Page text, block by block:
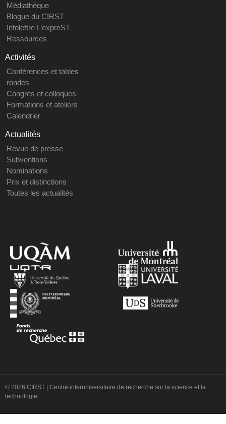
Médiathèque
Blogue du CIRST
Infolettre L’expreST
Ressources
Activités
Conférences et tables
rondes
Congrès et colloques
Formations et ateliers
Calendrier
Actualités
Revue de presse
Subventions
Nominations
Prix et distinctions
Toutes les actualités
© 2026 CIRST | Centre interuniversitaire de recherche sur la science et la
technologie